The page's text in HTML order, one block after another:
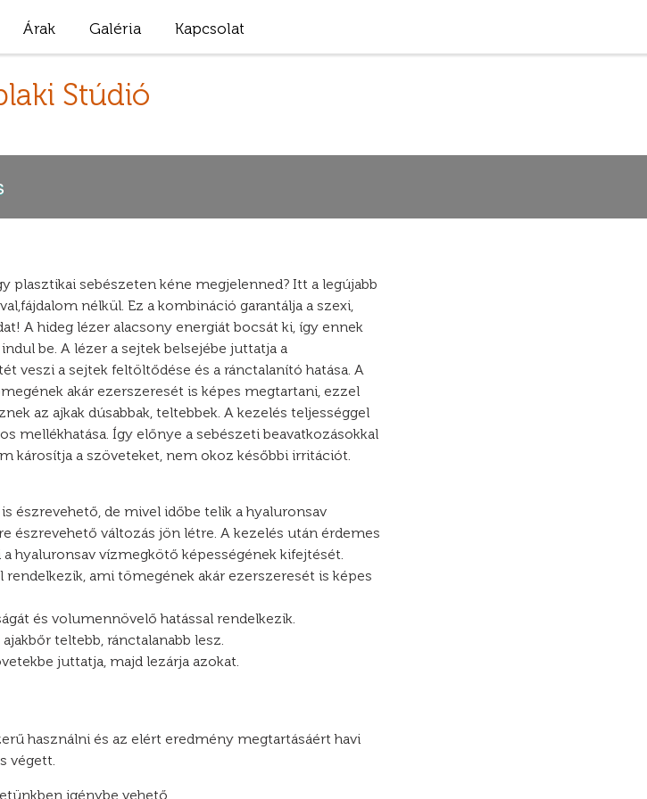
Árak Galéria Kapcsolat
Stúdió
plasztikai sebészeten kéne megjelenned? Itt a legújabb
nélkül. Ez a kombináció garantálja a szexi,
A hideg lézer alacsony energiát bocsát ki, így ennek
be. A lézer a sejtek belsejébe juttatja a
veszi a sejtek feltöltődése és a ránctalanító hatása. A
akár ezerszeresét is képes megtartani, ezzel
az ajkak dúsabbak, teltebbek. A kezelés teljességgel
mellékhatása. Így előnye a sebészeti beavatkozásokkal
károsítja a szöveteket, nem okoz későbbi irritációt.
észrevehető, de mivel időbe telik a hyaluronsav
észrevehető változás jön létre. A kezelés után érdemes
hyaluronsav vízmegkötő képességének kifejtését.
ami tömegének akár ezerszeresét is képes
és volumennövelő hatással rendelkezik.
teltebb, ránctalanabb lesz.
juttatja, majd lezárja azokat.
használni és az elért eredmény megtartásáért havi
végett.
igénybe vehető.